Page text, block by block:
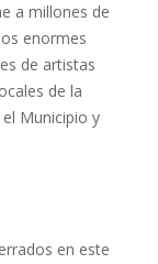
a millones de
enormes
de artistas
de la
Municipio y
en este